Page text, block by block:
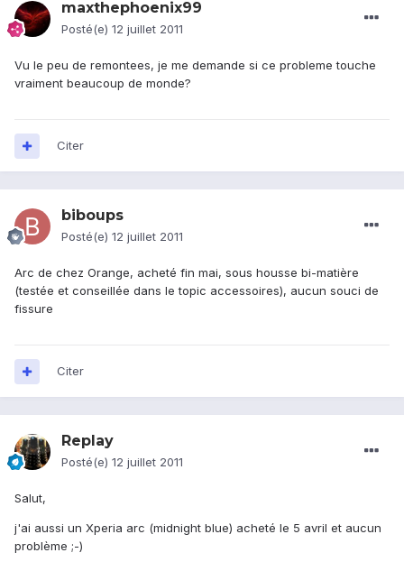
maxthephoenix99
Posté(e) 12 juillet 2011
Vu le peu de remontees, je me demande si ce probleme touche
vraiment beaucoup de monde?
Citer
biboups
Posté(e) 12 juillet 2011
Arc de chez Orange, acheté fin mai, sous housse bi-matière
(testée et conseillée dans le topic accessoires), aucun souci de
fissure
Citer
Replay
Posté(e) 12 juillet 2011
Salut,
j'ai aussi un Xperia arc (midnight blue) acheté le 5 avril et aucun
problème ;-)